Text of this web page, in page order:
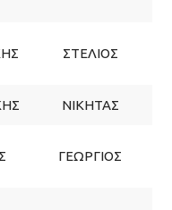
ΣΤΕΛΙΟΣ
ΝΙΚΗΤΑΣ
ΓΕΩΡΓΙΟΣ